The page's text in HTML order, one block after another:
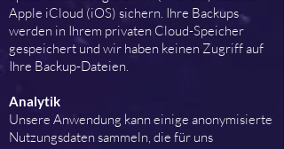
Apple iCloud (iOS) sichern. Ihre Backups
werden in Ihrem privaten Cloud-Speicher
gespeichert und wir haben keinen Zugriff auf
Ihre Backup-Dateien.
Analytik
Unsere Anwendung kann einige anonymisierte
Nutzungsdaten sammeln, die für uns